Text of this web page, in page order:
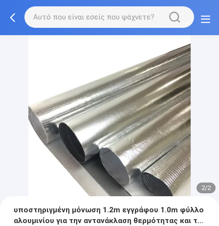
2/2
υποστηριγμένη μόνωση 1.2m εγγράφου 1.0m φύλλο
αλουμινίου για την αντανάκλαση θερμότητας και τη